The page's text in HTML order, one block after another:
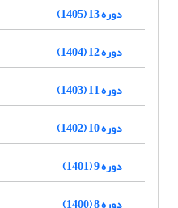
دوره 13 (1405)
دوره 12 (1404)
دوره 11 (1403)
دوره 10 (1402)
دوره 9 (1401)